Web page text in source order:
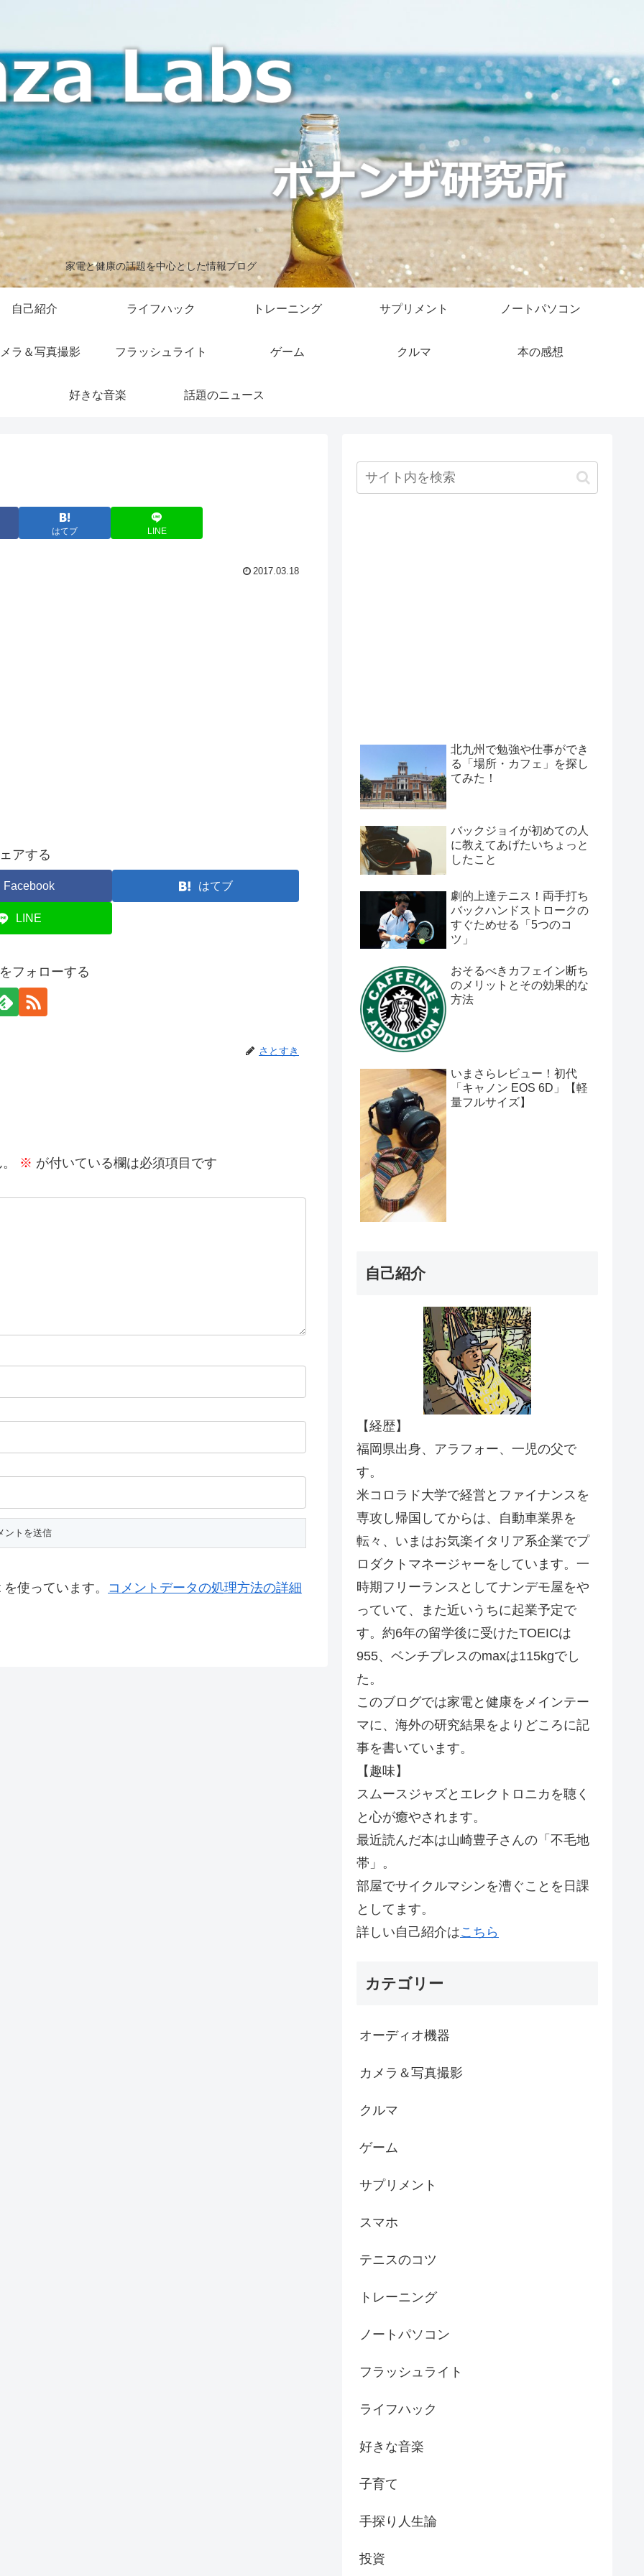
家電と健康の話題を中心とした情報ブログ
自己紹介 ライフハック トレーニング サプリメント ノートパソコン
ラ＆写真撮影 フラッシュライト ゲーム クルマ 本の感想
好きな音楽 話題のニュース
はてブ LINE
2017.03.18
アする
Facebook はてブ
LINE
フォローする
さとすき
※ が付いている欄は必須項目です
使っています。 コメントデータの処理方法の詳細
北九州で勉強や仕事ができ
る「場所・カフェ」を探し
てみた！
バックジョイが初めての人
に教えてあげたいちょっと
したこと
劇的上達テニス！両手打ち
バックハンドストロークの
すぐためせる「5つのコ
ツ」
おそるべきカフェイン断ち
のメリットとその効果的な
方法
いまさらレビュー！初代
「キャノン EOS 6D」【軽
量フルサイズ】
自己紹介
【経歴】
福岡県出身、アラフォー、一児の父で
す。
米コロラド大学で経営とファイナンスを
専攻し帰国してからは、自動車業界を
転々、いまはお気楽イタリア系企業でプ
ロダクトマネージャーをしています。一
時期フリーランスとしてナンデモ屋をや
っていて、また近いうちに起業予定で
す。約6年の留学後に受けたTOEICは
955、ベンチプレスのmaxは115kgでし
た。
このブログでは家電と健康をメインテー
マに、海外の研究結果をよりどころに記
事を書いています。
【趣味】
スムースジャズとエレクトロニカを聴く
と心が癒やされます。
最近読んだ本は山崎豊子さんの「不毛地
帯」。
部屋でサイクルマシンを漕ぐことを日課
としてます。
詳しい自己紹介はこちら
カテゴリー
オーディオ機器
カメラ＆写真撮影
クルマ
ゲーム
サプリメント
スマホ
テニスのコツ
トレーニング
ノートパソコン
フラッシュライト
ライフハック
好きな音楽
子育て
手探り人生論
投資